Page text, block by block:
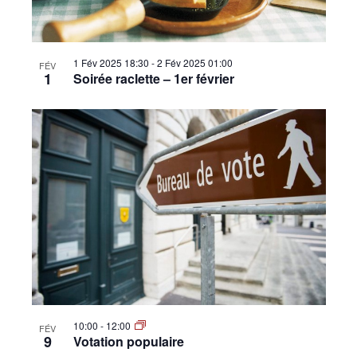
FÉV
1
1 Fév 2025 18:30 -2 Fév 2025 01:00
Soirée raclette – 1er février
FÉV
9
10:00 - 12:00
Votation populaire